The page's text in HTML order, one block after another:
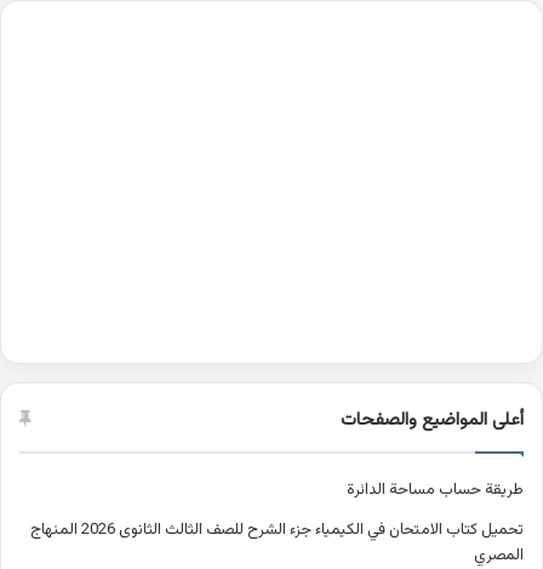
أعلى المواضيع والصفحات
طريقة حساب مساحة الدائرة
تحميل كتاب الامتحان في الكيمياء جزء الشرح للصف الثالث الثانوى 2026 المنهاج
المصري